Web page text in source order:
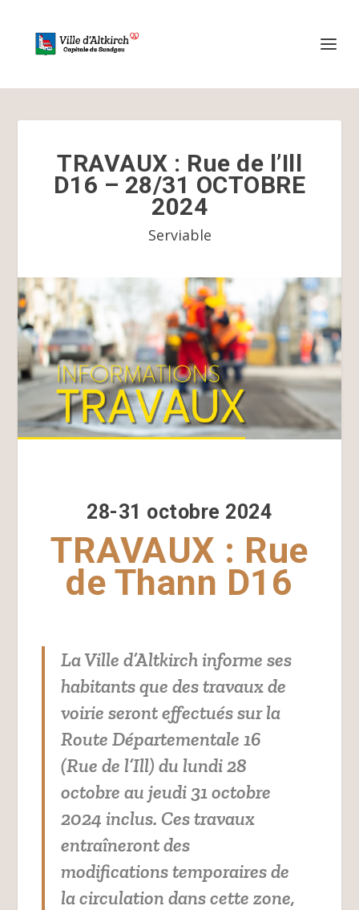
TRAVAUX : Rue de l’Ill
D16 – 28/31 OCTOBRE
2024
Serviable
28-31 octobre 2024
TRAVAUX : Rue
de Thann D16
La Ville d’Altkirch informe ses
habitants que des travaux de
voirie seront effectués sur la
Route Départementale 16
(Rue de l’Ill) du lundi 28
octobre au jeudi 31 octobre
2024 inclus. Ces travaux
entraîneront des
modifications temporaires de
la circulation dans cette zone,